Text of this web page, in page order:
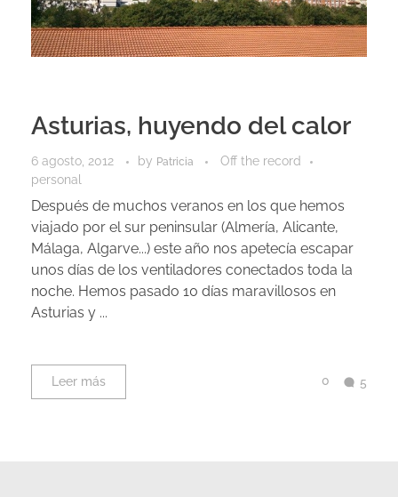
Asturias, huyendo del calor
6 agosto, 2012 by Patricia
Off the record
personal
Después de muchos veranos en los que hemos
viajado por el sur peninsular (Almería, Alicante,
Málaga, Algarve...) este año nos apetecía escapar
unos días de los ventiladores conectados toda la
noche. Hemos pasado 10 días maravillosos en
Asturias y ...
Leer más 0 5